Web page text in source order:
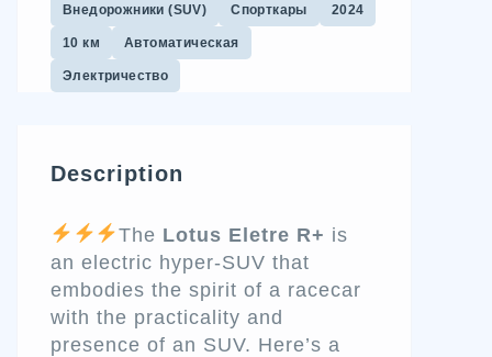
Внедорожники (SUV) Спорткары 2024
10 км Автоматическая
Электричество
Description
The Lotus Eletre R+ is
an electric hyper-SUV that
embodies the spirit of a racecar
with the practicality and
presence of an SUV. Here’s a